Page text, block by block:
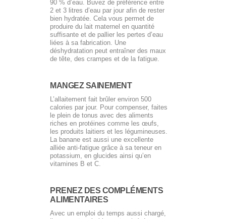
90 % d’eau. Buvez de préférence entre
2 et 3 litres d’eau par jour afin de rester
bien hydratée. Cela vous permet de
produire du lait maternel en quantité
suffisante et de pallier les pertes d’eau
liées à sa fabrication. Une
déshydratation peut entraîner des maux
de tête, des crampes et de la fatigue.
MANGEZ SAINEMENT
L’allaitement fait brûler environ 500
calories par jour. Pour compenser, faites
le plein de tonus avec des aliments
riches en protéines comme les œufs,
les produits laitiers et les légumineuses.
La banane est aussi une excellente
alliée anti-fatigue grâce à sa teneur en
potassium, en glucides ainsi qu’en
vitamines B et C.
PRENEZ DES COMPLÉMENTS
ALIMENTAIRES
Avec un emploi du temps aussi chargé,